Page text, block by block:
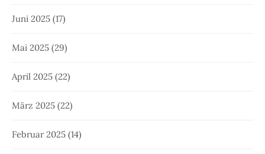
Juni 2025 (17)
Mai 2025 (29)
April 2025 (22)
März 2025 (22)
Februar 2025 (14)